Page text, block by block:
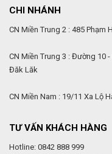
CHI NHÁNH
CN Miền Trung 2 : 485 Phạm
CN Miền Trung 3 : Đường 10 -
Đăk Lăk
CN Miền Nam : 19/11 Xa Lộ
TƯ VẤN KHÁCH HÀNG
Hotline: 0842 888 999